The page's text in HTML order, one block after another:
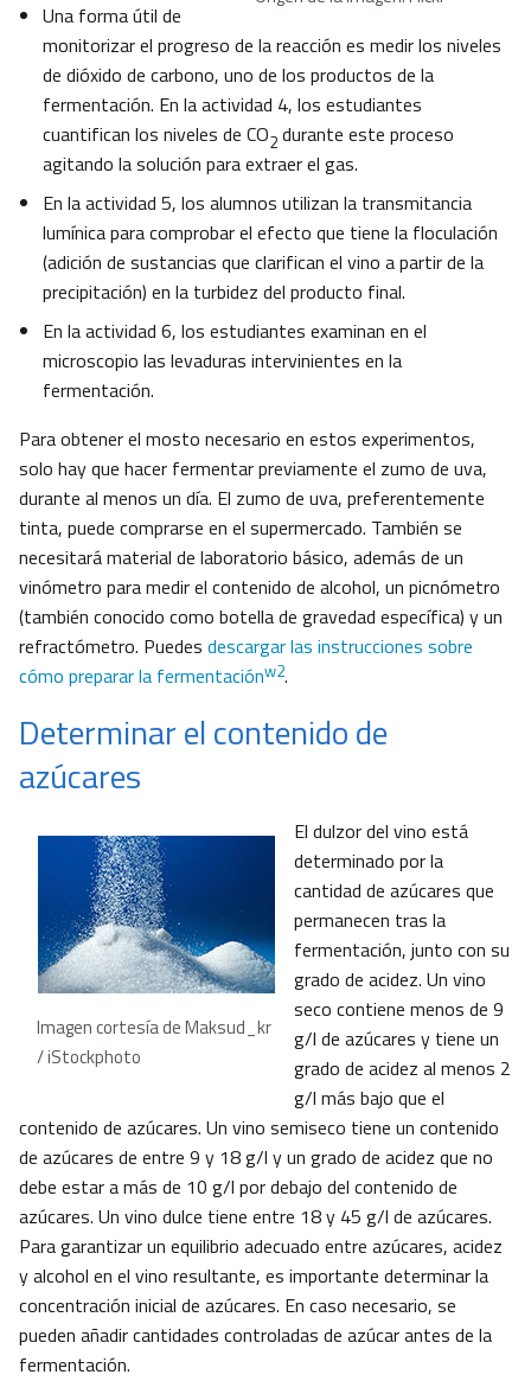
Una forma útil de
monitorizar el progreso de la reacción es medir los niveles
de dióxido de carbono, uno de los productos de la
fermentación. En la actividad 4, los estudiantes
cuantifican los niveles de CO2 durante este proceso
agitando la solución para extraer el gas.
En la actividad 5, los alumnos utilizan la transmitancia
lumínica para comprobar el efecto que tiene la floculación
(adición de sustancias que clarifican el vino a partir de la
precipitación) en la turbidez del producto final.
En la actividad 6, los estudiantes examinan en el
microscopio las levaduras intervinientes en la
fermentación.
Para obtener el mosto necesario en estos experimentos,
solo hay que hacer fermentar previamente el zumo de uva,
durante al menos un día. El zumo de uva, preferentemente
tinta, puede comprarse en el supermercado. También se
necesitará material de laboratorio básico, además de un
vinómetro para medir el contenido de alcohol, un picnómetro
(también conocido como botella de gravedad específica) y un
refractómetro. Puedes descargar las instrucciones sobre
cómo preparar la fermentaciónw2.
Determinar el contenido de
azúcares
Imagen cortesía de Maksud_kr
/ iStockphoto
El dulzor del vino está
determinado por la
cantidad de azúcares que
permanecen tras la
fermentación, junto con su
grado de acidez. Un vino
seco contiene menos de 9
g/l de azúcares y tiene un
grado de acidez al menos 2
g/l más bajo que el
contenido de azúcares. Un vino semiseco tiene un contenido
de azúcares de entre 9 y 18 g/l y un grado de acidez que no
debe estar a más de 10 g/l por debajo del contenido de
azúcares. Un vino dulce tiene entre 18 y 45 g/l de azúcares.
Para garantizar un equilibrio adecuado entre azúcares, acidez
y alcohol en el vino resultante, es importante determinar la
concentración inicial de azúcares. En caso necesario, se
pueden añadir cantidades controladas de azúcar antes de la
fermentación.